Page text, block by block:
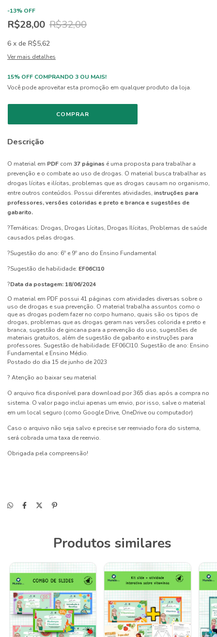
-13% OFF
R$28,00 R$32,00
6 x de R$5,62
Ver mais detalhes
15% OFF COMPRANDO 3 OU MAIS!
Você pode aproveitar esta promoção em qualquer produto da loja.
Descrição
O material em PDF com 37 páginas é uma proposta para trabalhar a
prevenção e o combate ao uso de drogas. O material busca trabalhar as
drogas lícitas e ilícitas, problemas que as drogas causam no organismo,
entre outros conteúdos. Possui diferentes atividades, instruções para
professores, versões coloridas e preto e branca e sugestões de
gabarito.
?Temáticas: Drogas, Drogas Lícitas, Drogas Ilícitas, Problemas de saúde
causados pelas drogas.
?Sugestão do ano: 6º e 9º ano do Ensino Fundamental
?Sugestão de habilidade: EF06CI10
?Data da postagem: 18/06/2024
O material em PDF possui 41 páginas com atividades diversas sobre o
uso de drogas e sua prevenção. O material trabalha assuntos como o
que as drogas podem fazer no corpo humano, quais são os tipos de
drogas, problemas que as drogas geram nas versões colorida e preto e
branca, sugestão de gincana para a prevenção do uso, sugestões de
materiais gratuitos, além de sugestão de gabarito e instruções para
professores. Sugestão de habilidade: EF06CI10. Sugestão de ano: Ensino
Fundamental e Ensino Médio.
Postado do dia 15 de junho de 2023
? Atenção ao baixar seu material
O arquivo fica disponível para download por 365 dias após a compra no
sistema. O valor pago inclui apenas um envio, por isso, salve o material
em um local seguro (como Google Drive, OneDrive ou computador)
Caso o arquivo não seja salvo e precise ser reenviado fora do sistema,
será cobrada uma taxa de reenvio.
Obrigada pela compreensão!
Produtos similares